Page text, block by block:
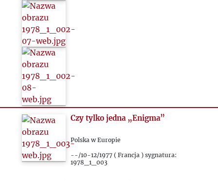
Czy tylko jedna „Enigma”
Polska w Europie
--/10-12/1977 ( Francja ) sygnatura:
1978_1_003